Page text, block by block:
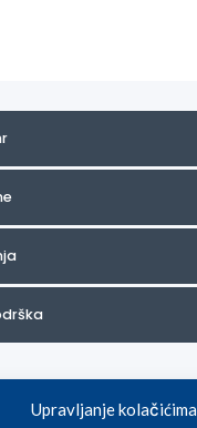
Upravljanje kolačićima